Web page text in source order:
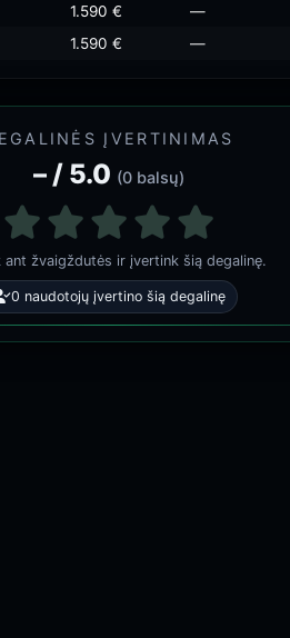
1.590 € —
1.590 € —
ĮVERTINIMAS
– / 5.0 (0 balsų)
ant žvaigždutės ir įvertink šią degalinę.
0 naudotojų įvertino šią degalinę